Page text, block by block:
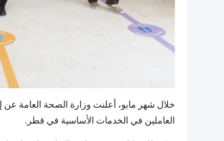
خلال شهر مايو، أعلنت وزارة الصحة العامة عن
العاملين في الخدمات الأساسية في قطر.